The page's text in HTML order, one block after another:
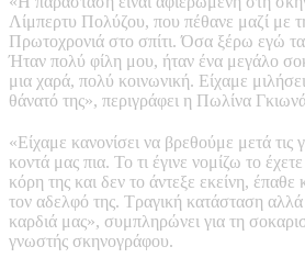
Λίμπερτυ Πολύζου, που πέθανε μαζί με
Πρωτοχρονιά στο σπίτι. Όσα ξέρω εγώ τα
Ήταν πολύ φίλη μου, ήταν ένα μεγάλο
μια χαρά, πολύ κοινωνική. Είχαμε
θάνατό της», περιγράφει η Πωλίνα
«Είχαμε κανονίσει να βρεθούμε μετά τις
κοντά μας πια. Το τι έγινε νομίζω το
κόρη της και δεν το άντεξε εκείνη, έπαθε
τον αδελφό της. Τραγική κατάσταση
καρδιά μας», συμπληρώνει για τη
γνωστής σκηνογράφου.